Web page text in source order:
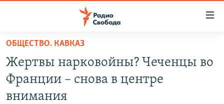
упрощенного
доступа
Вернуться
основному
ПОДКАСТЫ
АВТОРСКИЕ ПРОЕКТЫ
ОБЩЕСТВО. КАВКАЗ
Жертвы нарковойны? Чеченцы во
Франции – снова в центре
внимания